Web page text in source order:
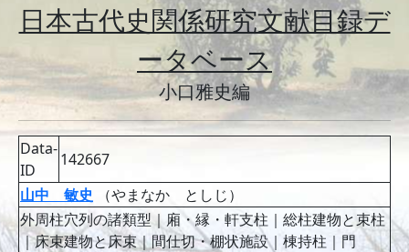
日本古代史関係研究文献目録デ
ータベース
小口雅史編
Data-
ID
142667
山中 敏史 （やまなか としじ）
外周柱穴列の諸類型｜廂・縁・軒支柱｜総柱建物と束柱
｜床束建物と床束｜間仕切・棚状施設｜棟持柱｜門